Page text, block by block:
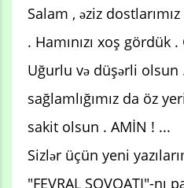
Salam , əziz
. Hamınızı xoş gördük
Uğurlu və düşərli olsun
sağlamlığımız da öz
sakit olsun . AMİN ! ...
Sizlər üçün yeni
"FEVRAL SOVQATI"-nı